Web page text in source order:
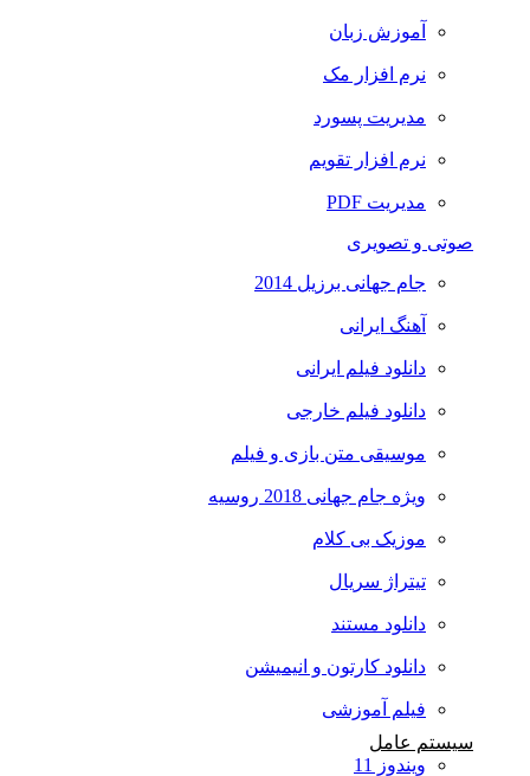
آموزش زبان
نرم افزار مک
مدیریت پسورد
نرم افزار تقویم
مدیریت PDF
صوتی و تصویری
جام جهانی برزیل 2014
آهنگ ایرانی
دانلود فیلم ایرانی
دانلود فیلم خارجی
موسیقی متن بازی و فیلم
ویژه جام جهانی 2018 روسیه
موزیک بی کلام
تیتراژ سریال
دانلود مستند
دانلود کارتون و انیمیشن
فیلم آموزشی
سیستم عامل
ویندوز 11